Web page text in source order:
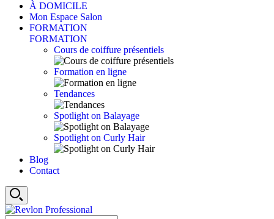
À DOMICILE
Mon Espace Salon
FORMATION
FORMATION
Cours de coiffure présentiels
Formation en ligne
Tendances
Spotlight on Balayage
Spotlight on Curly Hair
Blog
Contact